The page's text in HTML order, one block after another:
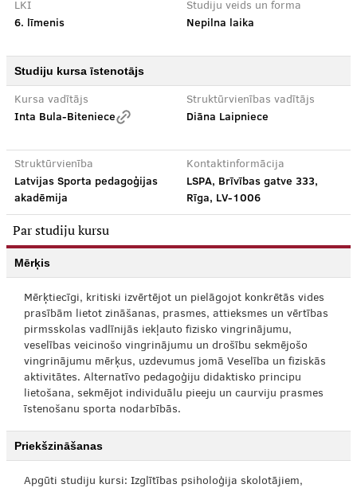
LKI
6. līmenis
Studiju veids un forma
Nepilna laika
Studiju kursa īstenotājs
Kursa vadītājs
Inta Bula-Biteniece
Struktūrvienības vadītājs
Diāna Laipniece
Struktūrvienība
Latvijas Sporta pedagoģijas
akadēmija
Kontaktinformācija
LSPA, Brīvības gatve 333,
Rīga, LV-1006
Par studiju kursu
Mērķis
Mērķtiecīgi, kritiski izvērtējot un pielāgojot konkrētās vides
prasībām lietot zināšanas, prasmes, attieksmes un vērtības
pirmsskolas vadlīnijās iekļauto fizisko vingrinājumu,
veselības veicinošo vingrinājumu un drošību sekmējošo
vingrinājumu mērķus, uzdevumus jomā Veselība un fiziskās
aktivitātes. Alternatīvo pedagoģiju didaktisko principu
lietošana, sekmējot individuālu pieeju un caurviju prasmes
īstenošanu sporta nodarbībās.
Priekšzināšanas
Apgūti studiju kursi: Izglītības psiholoģija skolotājiem,